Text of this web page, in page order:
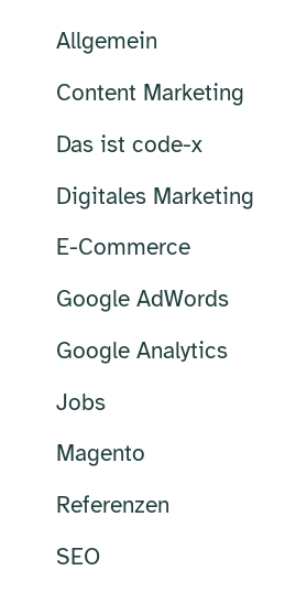
Allgemein
Content Marketing
Das ist code-x
Digitales Marketing
E-Commerce
Google AdWords
Google Analytics
Jobs
Magento
Referenzen
SEO